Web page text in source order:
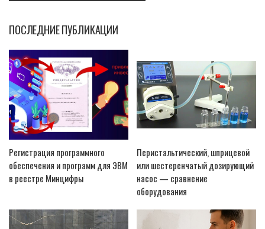
ПОСЛЕДНИЕ ПУБЛИКАЦИИ
Регистрация программного
обеспечения и программ для ЭВМ
в реестре Минцифры
Перистальтический, шприцевой
или шестеренчатый дозирующий
насос — сравнение
оборудования